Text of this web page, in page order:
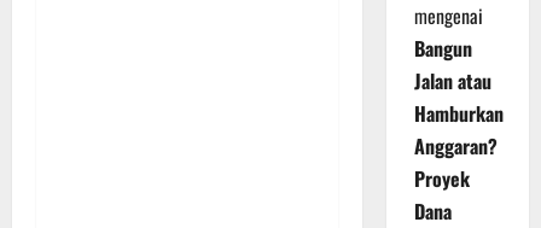
mengenai
Bangun
Jalan atau
Hamburkan
Anggaran?
Proyek
Dana